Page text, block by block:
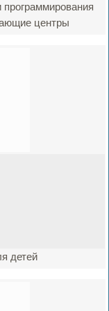
центры
детей